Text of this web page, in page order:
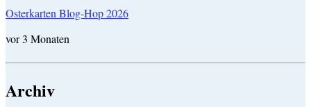
Osterkarten Blog-Hop 2026
vor 3 Monaten
Archiv